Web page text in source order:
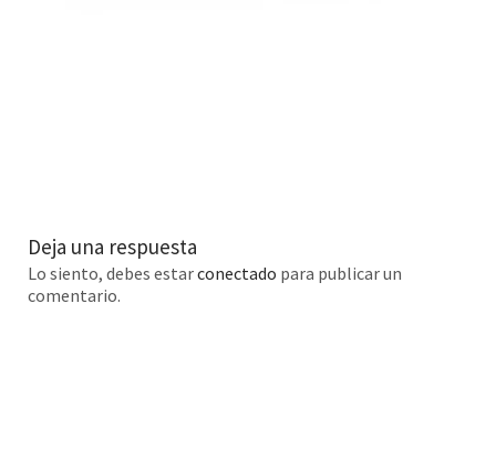
Deja una respuesta
Lo siento, debes estarconectado para publicar un
comentario.